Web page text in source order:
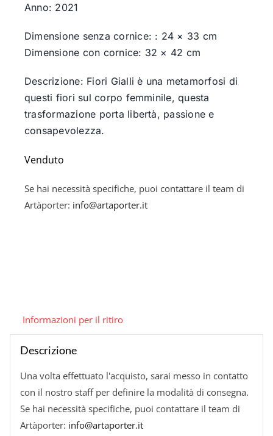
Anno: 2021
Dimensione senza cornice: : 24 × 33 cm
Dimensione con cornice: 32 × 42 cm
Descrizione: Fiori Gialli è una metamorfosi di
questi fiori sul corpo femminile, questa
trasformazione porta libertà, passione e
consapevolezza.
Se hai necessità specifiche, puoi contattare il team di
Artàporter: info@artaporter.it
Informazioni per il ritiro
Descrizione
Una volta effettuato l'acquisto, sarai messo in contatto
con il nostro staff per definire la modalità di consegna.
Se hai necessità specifiche, puoi contattare il team di
Artàporter: info@artaporter.it